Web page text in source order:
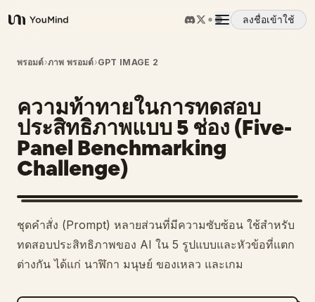
YouMind
ลงชื่อเข้าใช้
ภาพรวม
กรณีการใช้งาน
ทักษะ
พรอมต์
ราคา
พรอมต์›ภาพ พรอมต์›GPT IMAGE 2
ความท้าทายในการทดสอบ
ประสิทธิภาพแบบ 5 ช่อง (Five-
Panel Benchmarking
Challenge)
ชุดคำสั่ง (Prompt) หลายส่วนที่มีความซับซ้อน ใช้สำหรับ
ทดสอบประสิทธิภาพของ AI ใน 5 รูปแบบและหัวข้อที่แตก
ต่างกัน ได้แก่ นาฬิกา มนุษย์ ของเหลว และเกม